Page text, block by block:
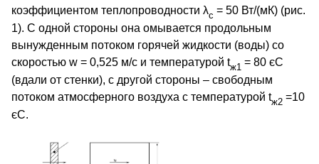
коэффициентом теплопроводности λс = 50 Вт/(мК) (рис.
1). С одной стороны она омывается продольным
вынужденным потоком горячей жидкости (воды) со
скоростью w = 0,525 м/с и температурой tж1 = 80 єС
(вдали от стенки), с другой стороны – свободным
потоком атмосферного воздуха с температурой tж2 =10
єС.